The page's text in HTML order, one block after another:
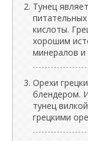
Тунец
кислоты.
хорошим
минералов и
Орехи
блендером.
тунец
грецкими